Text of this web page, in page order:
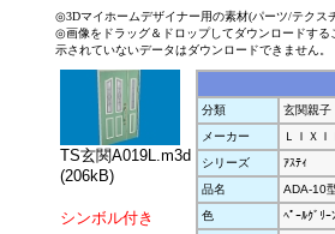
◎3Dマイホームデザイナー用の素材(パーツ/テクス
◎画像をドラッグ＆ドロップしてダウンロードす
示されていないデータはダウンロードできません。
TS玄関A019L.m3d
(206kB)
シンボル付き
分類
玄関親子
メーカー
ＬＩＸＩ
シリーズ
ｱｽﾃｨ
品名
ADA-10
色
ﾍﾟｰﾙｸﾞﾘｰ